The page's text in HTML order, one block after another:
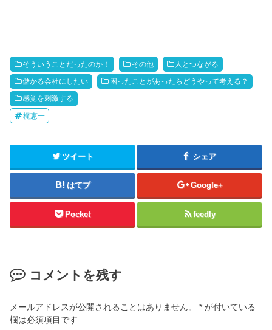
そういうことだったのか！ その他 人とつながる
儲かる会社にしたい 困ったことがあったらどうやって考える？
感覚を刺激する
梶恵一
ツイート シェア
はてブ Google+
Pocket feedly
コメントを残す
メールアドレスが公開されることはありません。 * が付いている
欄は必須項目です